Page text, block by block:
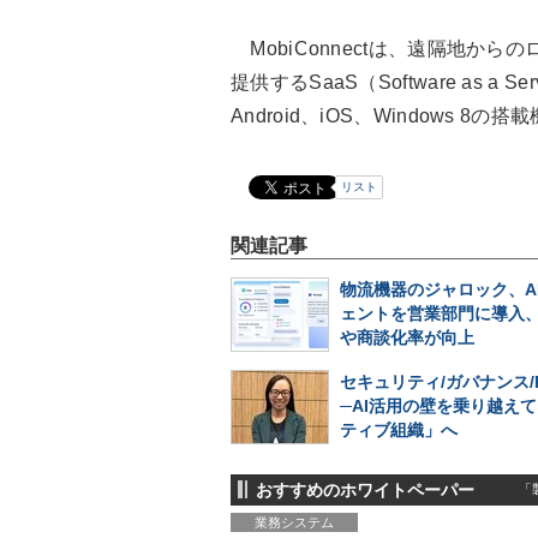
MobiConnectは、遠隔地からの
提供するSaaS（Software as a
Android、iOS、Windows 8の搭載
リスト
関連記事
物流機器のジャロック、
ェントを営業部門に導入
や商談化率が向上
セキュリティ/ガバナンス
─AI活用の壁を乗り越え
ティブ組織」へ
おすすめのホワイトペーパー
業務システム